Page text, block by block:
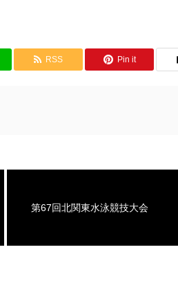
RSS Pin it
第67回北関東水泳競技大会